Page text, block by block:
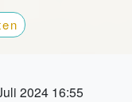
2024 16:55